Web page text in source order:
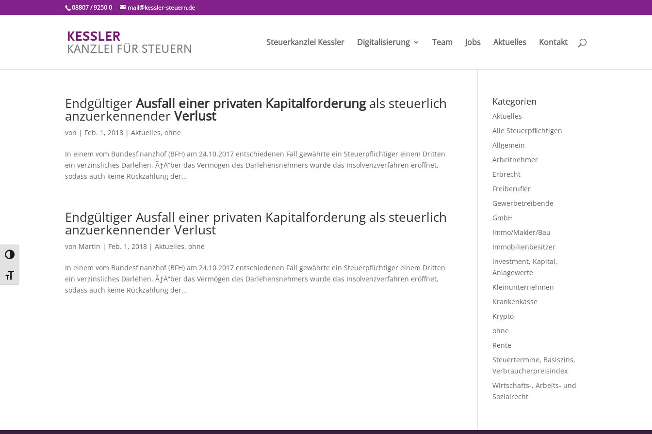
Umschalten auf hohe Kontraste
Schrift vergrößern
08807 / 9250 0 mail@kessler-steuern.de
Steuerkanzlei Kessler Digitalisierung Team Jobs Aktuelles Kontakt
EndgültigerAusfall einer privaten Kapitalforderungals steuerlich
anzuerkennenderVerlust
von | Feb. 1, 2018 |Aktuelles,ohne
In einem vom Bundesfinanzhof (BFH) am 24.10.2017 entschiedenen Fall gewährte ein Steuerpflichtiger einem Dritten
ein verzinsliches Darlehen. ÃƒÅ“ber das Vermögen des Darlehensnehmers wurde das Insolvenzverfahren eröffnet,
sodass auch keine Rückzahlung der...
Endgültiger Ausfall einer privaten Kapitalforderung als steuerlich
anzuerkennender Verlust
von Martin | Feb. 1, 2018 |Aktuelles,ohne
In einem vom Bundesfinanzhof (BFH) am 24.10.2017 entschiedenen Fall gewährte ein Steuerpflichtiger einem Dritten
ein verzinsliches Darlehen. ÃƒÅ“ber das Vermögen des Darlehensnehmers wurde das Insolvenzverfahren eröffnet,
sodass auch keine Rückzahlung der...
Kategorien
Aktuelles
Alle Steuerpflichtigen
Allgemein
Arbeitnehmer
Erbrecht
Freiberufler
Gewerbetreibende
GmbH
Immo/Makler/Bau
Immobilienbesitzer
Investment, Kapital,
Anlagewerte
Kleinunternehmen
Krankenkasse
Krypto
ohne
Rente
Steuertermine, Basiszins,
Verbraucherpreisindex
Wirtschafts-, Arbeits- und
Sozialrecht